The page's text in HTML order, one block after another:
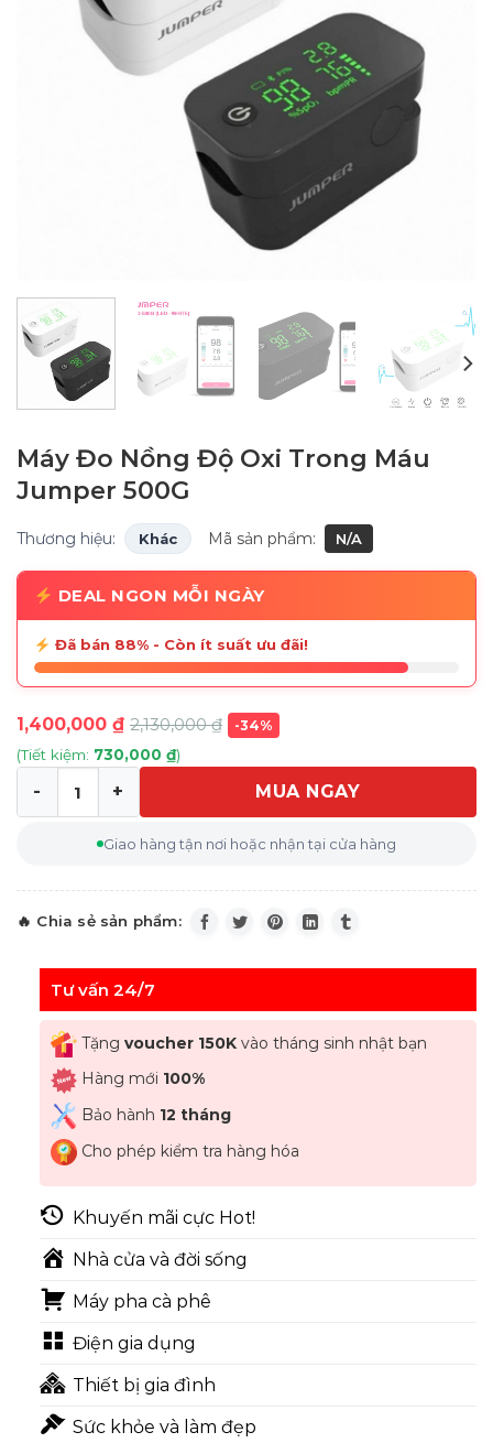
Máy Đo Nồng Độ Oxi Trong Máu
Jumper 500G
Thương hiệu: Khác Mã sản phẩm: N/A
DEAL NGON MỖI NGÀY
Đã bán 88% - Còn ít suất ưu đãi!
1,400,000 ₫ 2,130,000₫ -34%
(Tiết kiệm: 730,000 ₫)
Máy Đo Nồng Độ Oxi Trong Máu Jumper 500G số lượng
MUA NGAY
Giao hàng tận nơi hoặc nhận tại cửa hàng
Tư vấn 24/7
Tặng voucher 150Kvào tháng sinh nhật bạn
Hàng mới 100%
Bảo hành 12 tháng
Cho phép kiểm tra hàng hóa
Khuyến mãi cực Hot!
Nhà cửa và đời sống
Máy pha cà phê
Điện gia dụng
Thiết bị gia đình
Sức khỏe và làm đẹp